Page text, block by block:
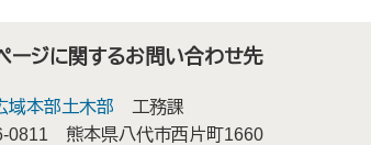
ージに関するお問い合わせ先
域本部土木部
工務課
0811
熊本県八代市西片町1660